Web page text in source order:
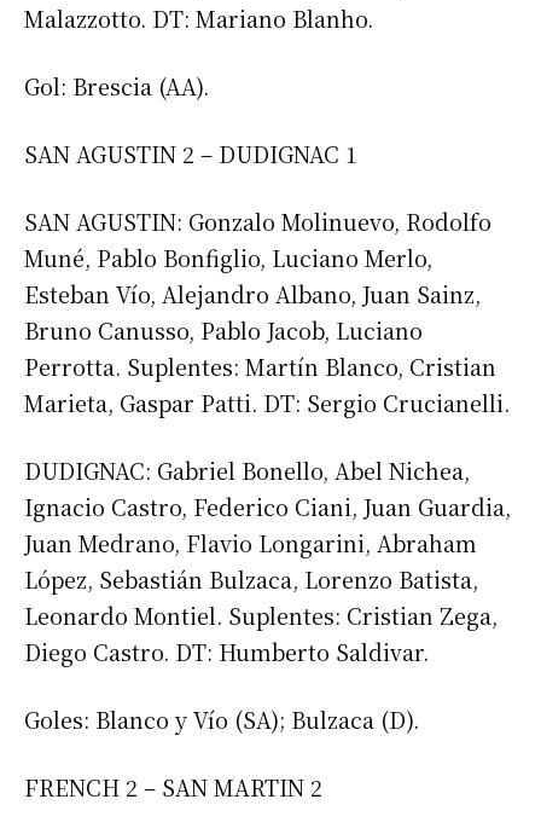
Malazzotto. DT: Mariano Blanho.
Gol: Brescia (AA).
SAN AGUSTIN 2 – DUDIGNAC 1
SAN AGUSTIN: Gonzalo Molinuevo, Rodolfo
Muné, Pablo Bonfiglio, Luciano Merlo,
Esteban Vío, Alejandro Albano, Juan Sainz,
Bruno Canusso, Pablo Jacob, Luciano
Perrotta. Suplentes: Martín Blanco, Cristian
Marieta, Gaspar Patti. DT: Sergio Crucianelli.
DUDIGNAC: Gabriel Bonello, Abel Nichea,
Ignacio Castro, Federico Ciani, Juan Guardia,
Juan Medrano, Flavio Longarini, Abraham
López, Sebastián Bulzaca, Lorenzo Batista,
Leonardo Montiel. Suplentes: Cristian Zega,
Diego Castro. DT: Humberto Saldivar.
Goles: Blanco y Vío (SA); Bulzaca (D).
FRENCH 2 – SAN MARTIN 2